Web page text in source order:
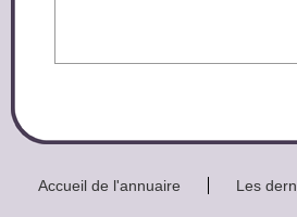
Accueil de l'annuaire Les